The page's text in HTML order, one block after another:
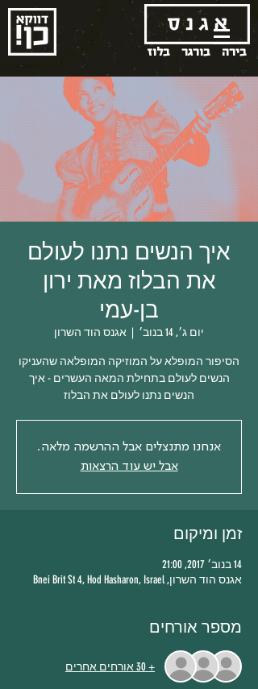
בלוז בורגר בירה
איך הנשים נתנו לעולם
את הבלוז מאת ירון
בן-עמי
יום ג׳, 14 בנוב׳
  |
אגנס הוד השרון
הסיפור המופלא על המוזיקה המופלאה שהעניקו
הנשים לעולם בתחילת המאה העשרים - איך
הנשים נתנו לעולם את הבלוז
אנחנו מתנצלים אבל ההרשמה מלאה.
אבל יש עוד הרצאות
זמן ומיקום
14 בנוב׳ 2017, 21:00
אגנס הוד השרון, Bnei Brit St 4, Hod Hasharon, Israel
מספר אורחים
+ 30 אורחים אחרים